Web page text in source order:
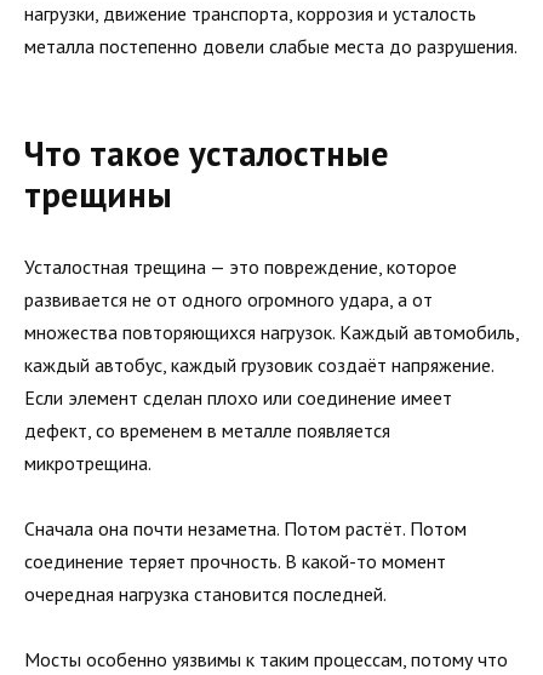
нагрузки, движение транспорта, коррозия и усталость
металла постепенно довели слабые места до разрушения.
Что такое усталостные
трещины
Усталостная трещина — это повреждение, которое
развивается не от одного огромного удара, а от
множества повторяющихся нагрузок. Каждый автомобиль,
каждый автобус, каждый грузовик создаёт напряжение.
Если элемент сделан плохо или соединение имеет
дефект, со временем в металле появляется
микротрещина.
Сначала она почти незаметна. Потом растёт. Потом
соединение теряет прочность. В какой-то момент
очередная нагрузка становится последней.
Мосты особенно уязвимы к таким процессам, потому что